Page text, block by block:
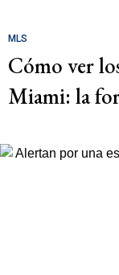
MLS
Cómo ver
Miami: la